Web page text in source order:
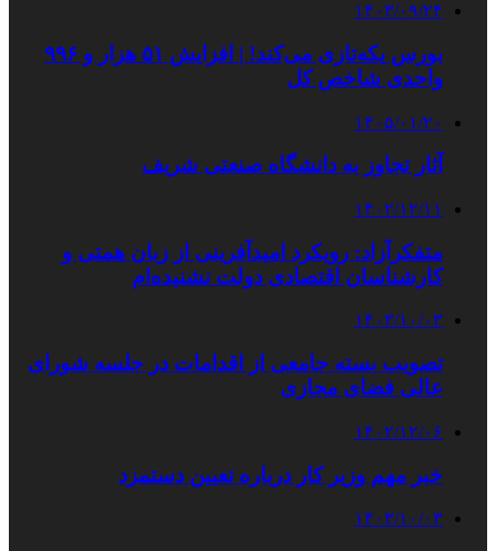
۱۴۰۳/۰۹/۲۴
بورس یکه‌تازی می‌کند! | افزایش ۵۱ هزار و ۹۹۶
واحدی شاخص کل
۱۴۰۵/۰۱/۲۰
آثار تجاوز به دانشگاه صنعتی شریف
۱۴۰۲/۱۲/۱۱
متفکرآزاد: رویکرد امیدآفرینی از زبان همتی و
کارشناسان اقتصادی دولت نشنیده‌ام
۱۴۰۳/۱۰/۰۳
تصویب بسته جامعی از اقدامات در جلسه شورای
عالی فضای مجازی
۱۴۰۲/۱۲/۰۶
خبر مهم وزیر کار درباره تعیین دستمزد
۱۴۰۳/۱۰/۰۳